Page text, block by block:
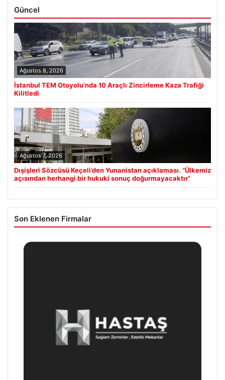
Güncel
Ağustos 8, 2026
İstanbul TEM Otoyolu’nda 10 Araçlı Zincirleme Kaza Trafiği
Kilitledi
Ağustos 7, 2026
Dışişleri Sözcüsü Keçeli’den Yunanistan açıklaması. “Ülkemiz
açısından herhangi bir hukuki sonuç doğurmayacaktır”
Son Eklenen Firmalar